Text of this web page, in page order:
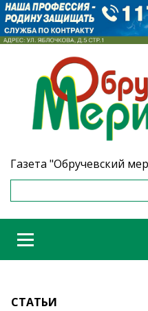
Газета "Обручевский
СТАТЬИ